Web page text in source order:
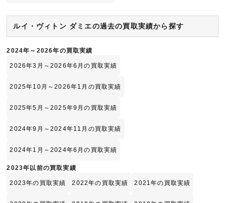
ルイ・ヴィトン ダミエの過去の買取実績から探す
2024年～2026年の買取実績
2026年3月～2026年6月の買取実績
2025年10月～2026年1月の買取実績
2025年5月～2025年9月の買取実績
2024年9月～2024年11月の買取実績
2024年1月～2024年6月の買取実績
2023年以前の買取実績
2023年の買取実績 2022年の買取実績 2021年の買取実績